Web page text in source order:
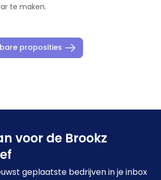
te maken.
proposities
voor de Brookz
geplaatste bedrijven in je inbox